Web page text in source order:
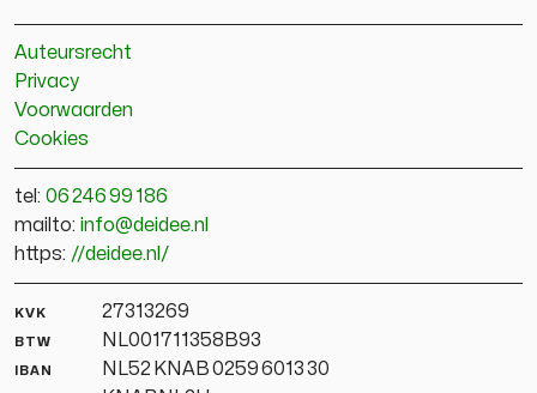
Auteursrecht
Privacy
Voorwaarden
Cookies
tel: 06 246 99 186
mailto: info@deidee.nl
https: //deidee.nl/
kvk
27313269
btw
NL001711358B93
iban
NL52 KNAB 0259 6013 30